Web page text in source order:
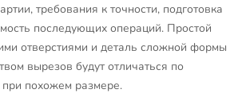
требования к точности, подготовка
последующих операций. Простой
отверстиями и деталь сложной формы
вырезов будут отличаться по
похожем размере.